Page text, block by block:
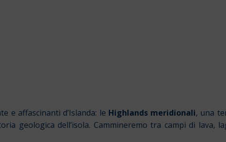
e affascinanti d’Islanda: le Highlands meridionali, una
geologica dell’isola. Cammineremo tra campi di lava,